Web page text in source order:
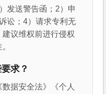
发送警告函；2）申
讼；4）请求专利无
议维权前进行侵权
求？
据安全法》《个人